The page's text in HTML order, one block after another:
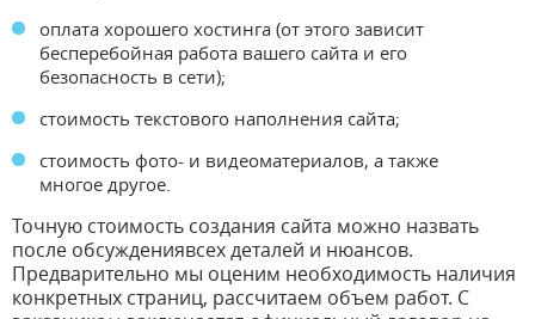
оплата хорошего хостинга (от этого зависит
бесперебойная работа вашего сайта и его
безопасность в сети);
стоимость текстового наполнения сайта;
стоимость фото- и видеоматериалов, а также
многое другое.
Точную стоимость создания сайта можно назвать
после обсуждениявсех деталей и нюансов.
Предварительно мы оценим необходимость наличия
конкретных страниц, рассчитаем объем работ. С